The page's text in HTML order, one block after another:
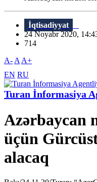
İqtisadiyyat
24 Noyabr 2020,
714
A- A A+
EN RU
Turan İnformasiya
Azərbaycan
üçün
alacaq